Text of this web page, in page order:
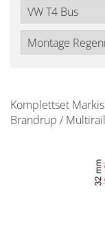
Komplettset
Brandrup /